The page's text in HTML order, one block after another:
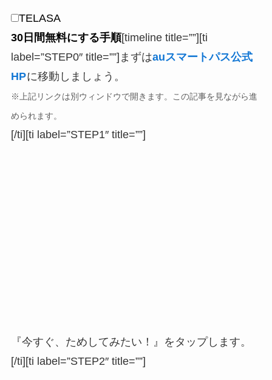
TELASA
30日間無料にする手順[timeline title=””][ti
label=”STEP0″ title=””]まずはauスマートパス公式
HPに移動しましょう。
※上記リンクは別ウィンドウで開きます。この記事を見ながら進
められます。
[/ti][ti label=”STEP1″ title=””]
『今すぐ、ためしてみたい！』をタップします。
[/ti][ti label=”STEP2″ title=””]